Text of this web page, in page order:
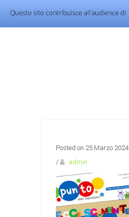
Posted on 25 Marzo 2024
/
admin